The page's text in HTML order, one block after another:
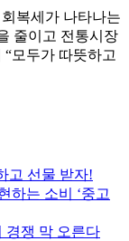
복세가 나타나는
줄이고 전통시장
모두가 따뜻하고
고 선물 받자!
하는 소비 ‘중고
경쟁 막 오른다